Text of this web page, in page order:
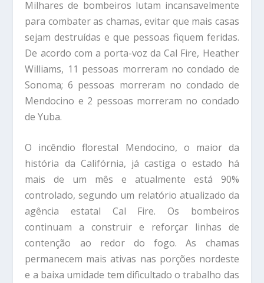
Milhares de bombeiros lutam incansavelmente
para combater as chamas, evitar que mais casas
sejam destruídas e que pessoas fiquem feridas.
De acordo com a porta-voz da Cal Fire, Heather
Williams, 11 pessoas morreram no condado de
Sonoma; 6 pessoas morreram no condado de
Mendocino e 2 pessoas morreram no condado
de Yuba.
O incêndio florestal Mendocino, o maior da
história da Califórnia, já castiga o estado há
mais de um mês e atualmente está 90%
controlado, segundo um relatório atualizado da
agência estatal Cal Fire. Os bombeiros
continuam a construir e reforçar linhas de
contenção ao redor do fogo. As chamas
permanecem mais ativas nas porções nordeste
e a baixa umidade tem dificultado o trabalho das